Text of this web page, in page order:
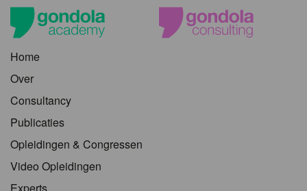
Home
Over
Consultancy
Publicaties
Opleidingen & Congressen
Video Opleidingen
Experts